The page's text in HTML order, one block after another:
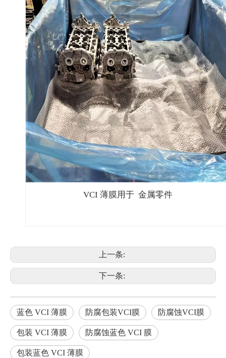
VCI 薄膜用于 金属零件
上一条:
下一条:
蓝色 VCI 薄膜 防腐包装VCI膜 防腐蚀VCI膜
包装 VCI 薄膜 防腐蚀蓝色 VCI 膜
包装蓝色 VCI 薄膜